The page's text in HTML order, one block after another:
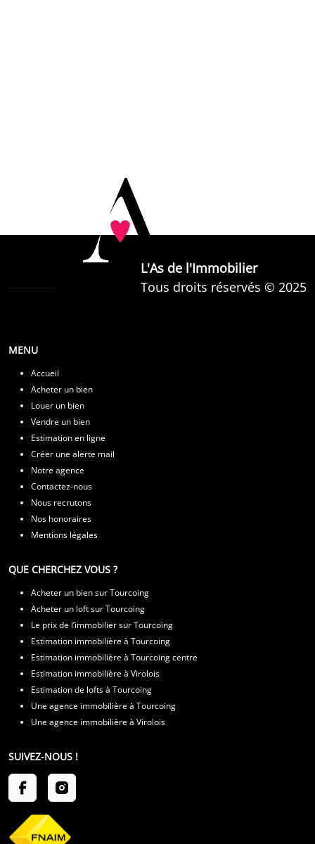
L'As de l'Immobilier
Tous droits réservés © 2025
MENU
Accueil
Acheter un bien
Louer un bien
Vendre un bien
Estimation en ligne
Créer une alerte mail
Notre agence
Contactez-nous
Nous recrutons
Nos honoraires
Mentions légales
QUE CHERCHEZ VOUS ?
Acheter un bien sur Tourcoing
Acheter un loft sur Tourcoing
Le prix de l’immobilier sur Tourcoing
Estimation immobilière à Tourcoing
Estimation immobilière à Tourcoing centre
Estimation immobilière à Virolois
Estimation de lofts à Tourcoing
Une agence immobilière à Tourcoing
Une agence immobilière à Virolois
SUIVEZ-NOUS !